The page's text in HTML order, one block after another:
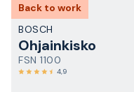
Back to work
BOSCH
Ohjainkisko
FSN 1100
4,9